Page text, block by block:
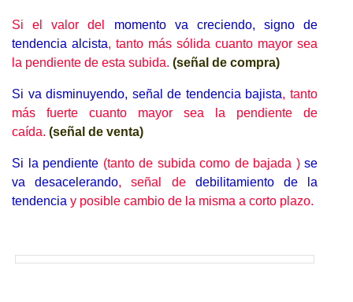
Si el valor del momento va creciendo, signo de
tendencia alcista, tanto más sólida cuanto mayor sea
la pendiente de esta subida. (señal de compra)
Si va disminuyendo, señal de tendencia bajista, tanto
más fuerte cuanto mayor sea la pendiente de
caída. (señal de venta)
Si la pendiente (tanto de subida como de bajada ) se
va desacelerando, señal de debilitamiento de la
tendencia y posible cambio de la misma a corto plazo.